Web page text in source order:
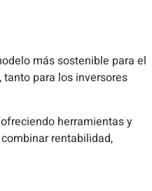
más sostenible para el
para los inversores
herramientas y
rentabilidad,